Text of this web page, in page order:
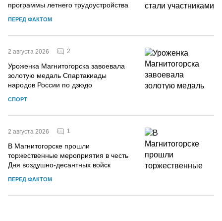
программы летнего трудоустройства
ПЕРЕД ФАКТОМ
2 августа 2026 2
Уроженка Магнитогорска завоевала
золотую медаль Спартакиады
народов России по дзюдо
СПОРТ
2 августа 2026 1
В Магнитогорске прошли
торжественные мероприятия в честь
Дня воздушно-десантных войск
ПЕРЕД ФАКТОМ